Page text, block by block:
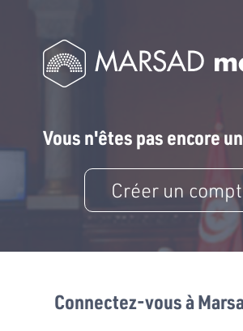
Vous n'êtes pas encore
Créer un
Connectez-vous à